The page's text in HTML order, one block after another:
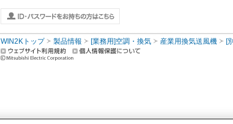
WIN2Kトップ 製品情報 [業務用]空調・換気 産業用換気送風機 [